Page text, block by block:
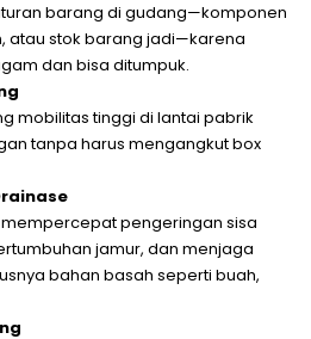
barang di gudang—komponen
atau stok barang jadi—karena
dan bisa ditumpuk.
mobilitas tinggi di lantai pabrik
tanpa harus mengangkut box
mempercepat pengeringan sisa
jamur, dan menjaga
bahan basah seperti buah,